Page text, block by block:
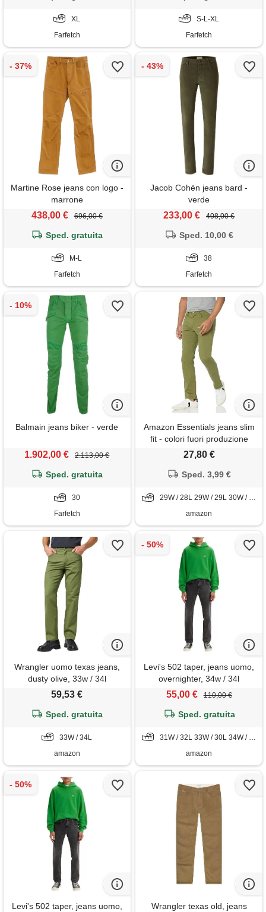
XL
Farfetch
S-L-XL
Farfetch
Martine Rose jeans con logo -
marrone
438,00 € 696,00 €
Sped. gratuita
M-L
Farfetch
Jacob Cohën jeans bard -
verde
233,00 € 408,00 €
Sped. 10,00 €
38
Farfetch
Balmain jeans biker - verde
1.902,00 € 2.113,00 €
Sped. gratuita
30
Farfetch
Amazon Essentials jeans slim
fit - colori fuori produzione
uomo, verde oliva, 42w / 34l
27,80 €
Sped. 3,99 €
29W / 28L 29W / 29L 30W / 32L 31W / 29L 31W / 30L 31W / 32L 32W / 28L 32W / 33L 32W / 34L 33W / 29L 33W / 32L 34W / 28L 34W / 29L 35W / 28L 35W / 30L 36W / 31L 36W / 32L 36W / 33L 36W / 34L 40W / 29L 40W / 30L 40W / 34L 42W / 29L 42W / 32L 42W / 34L
amazon
Wrangler uomo texas jeans,
dusty olive, 33w / 34l
59,53 €
Sped. gratuita
33W / 34L
amazon
Levi's 502 taper, jeans uomo,
overnighter, 34w / 34l
55,00 € 110,00 €
Sped. gratuita
31W / 32L 33W / 30L 34W / 34L
amazon
Levi's 502 taper, jeans uomo,
Wrangler texas old, jeans